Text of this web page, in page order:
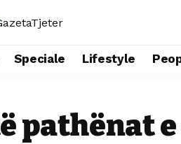
Speciale Lifestyle
pathënat e